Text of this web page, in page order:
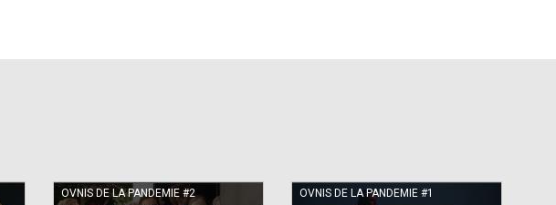
OVNIS DE LA PANDEMIE #2 OVNIS DE LA PANDEMIE #1